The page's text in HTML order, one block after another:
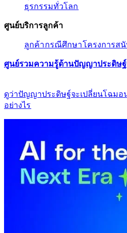
ธุรกรรมทั่วโลก​​
ศูนย์บริการลูกค้า​​
ลูกค้า​​กรณีศึกษา​​โครงการส
ศูนย์รวมความรู้ด้านปัญญาประดิษฐ์
ดูว่าปัญญาประดิษฐ์จะเปลี่ยนโฉมอ
อย่างไร​​